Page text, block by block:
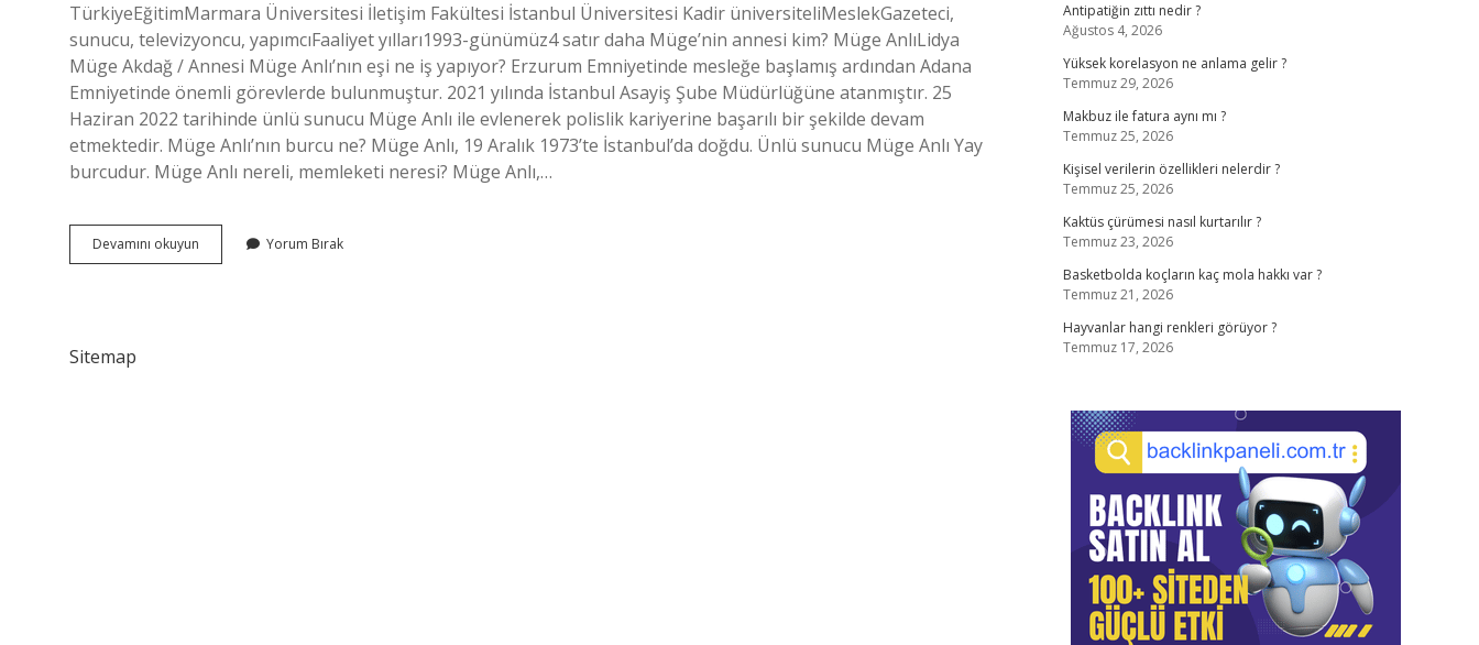
TürkiyeEğitimMarmara Üniversitesi İletişim Fakültesi İstanbul Üniversitesi Kadir üniversiteliMeslekGazeteci,
sunucu, televizyoncu, yapımcıFaaliyet yılları1993-günümüz4 satır daha Müge’nin annesi kim? Müge AnlıLidya
Müge Akdağ / Annesi Müge Anlı’nın eşi ne iş yapıyor? Erzurum Emniyetinde mesleğe başlamış ardından Adana
Emniyetinde önemli görevlerde bulunmuştur. 2021 yılında İstanbul Asayiş Şube Müdürlüğüne atanmıştır. 25
Haziran 2022 tarihinde ünlü sunucu Müge Anlı ile evlenerek polislik kariyerine başarılı bir şekilde devam
etmektedir. Müge Anlı’nın burcu ne? Müge Anlı, 19 Aralık 1973’te İstanbul’da doğdu. Ünlü sunucu Müge Anlı Yay
burcudur. Müge Anlı nereli, memleketi neresi? Müge Anlı,…
Devamını okuyun
Anlı
Yorum Bırak
Sitemap
Antipatiğin zıttı nedir ?
Ağustos 4, 2026
Yüksek korelasyon ne anlama gelir ?
Temmuz 29, 2026
Makbuz ile fatura aynı mı ?
Temmuz 25, 2026
Kişisel verilerin özellikleri nelerdir ?
Temmuz 25, 2026
Kaktüs çürümesi nasıl kurtarılır ?
Temmuz 23, 2026
Basketbolda koçların kaç mola hakkı var ?
Temmuz 21, 2026
Hayvanlar hangi renkleri görüyor ?
Temmuz 17, 2026